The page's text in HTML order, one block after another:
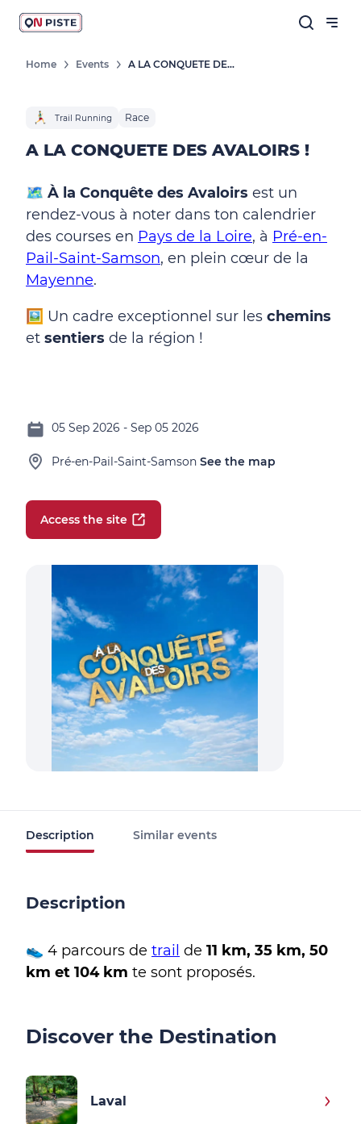
Home Events A LA CONQUETE DES AVALOIRS !
Trail Running Race
A LA CONQUETE DES AVALOIRS !
🗺️ À la Conquête des Avaloirs est un
rendez-vous à noter dans ton calendrier
des courses en Pays de la Loire, à Pré-en-
Pail-Saint-Samson, en plein cœur de la
Mayenne.
🖼️ Un cadre exceptionnel sur les chemins
et sentiers de la région !
05 Sep 2026 - Sep 05 2026
Pré-en-Pail-Saint-Samson See the map
Access the site
Description Similar events
Description
👟 4 parcours de trail de 11 km, 35 km, 50
km et 104 km te sont proposés.
Discover the Destination
Laval